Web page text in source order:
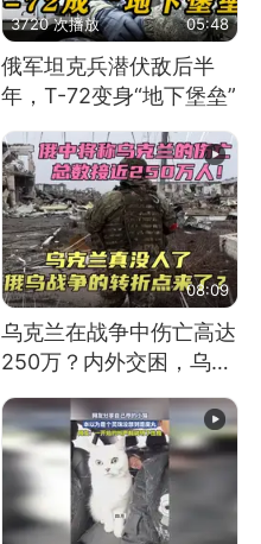
3720 次播放 05:48
俄军坦克兵潜伏敌后半
年，T-72变身“地下堡垒”
08:09
乌克兰在战争中伤亡高达
250万？内外交困，乌克